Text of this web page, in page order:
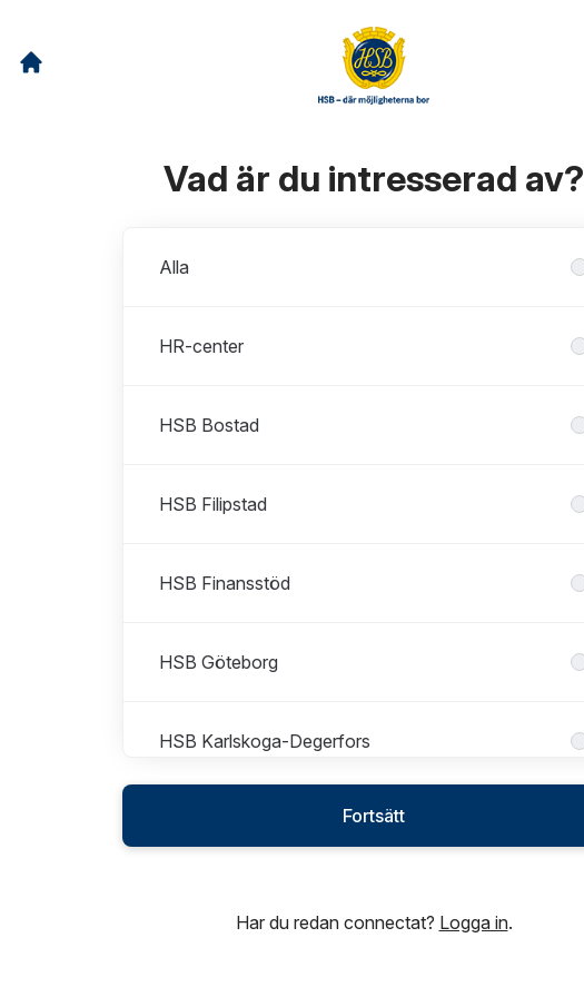
Vad är du intresserad av?
Alla
HR-center
HSB Bostad
HSB Filipstad
HSB Finansstöd
HSB Göteborg
HSB Karlskoga-Degerfors
Fortsätt
Har du redan connectat? Logga in.